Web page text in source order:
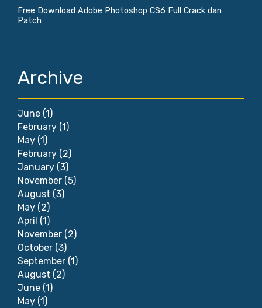
Free Download Adobe Photoshop CS6 Full Crack dan
Patch
Archive
June (1)
February (1)
May (1)
February (2)
January (3)
November (5)
August (3)
May (2)
April (1)
November (2)
October (3)
September (1)
August (2)
June (1)
May (1)